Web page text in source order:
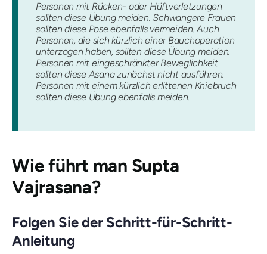
Personen mit Rücken- oder Hüftverletzungen
sollten diese Übung meiden. Schwangere Frauen
sollten diese Pose ebenfalls vermeiden. Auch
Personen, die sich kürzlich einer Bauchoperation
unterzogen haben, sollten diese Übung meiden.
Personen mit eingeschränkter Beweglichkeit
sollten diese Asana zunächst nicht ausführen.
Personen mit einem kürzlich erlittenen Kniebruch
sollten diese Übung ebenfalls meiden.
Wie führt man Supta
Vajrasana?
Folgen Sie der Schritt-für-Schritt-
Anleitung